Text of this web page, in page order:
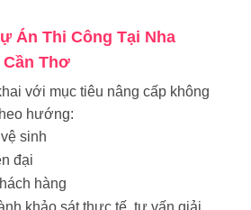
Án Thi Công Tại Nha
Cần Thơ
với mục tiêu nâng cấp không
hướng:
sinh
đại
hàng